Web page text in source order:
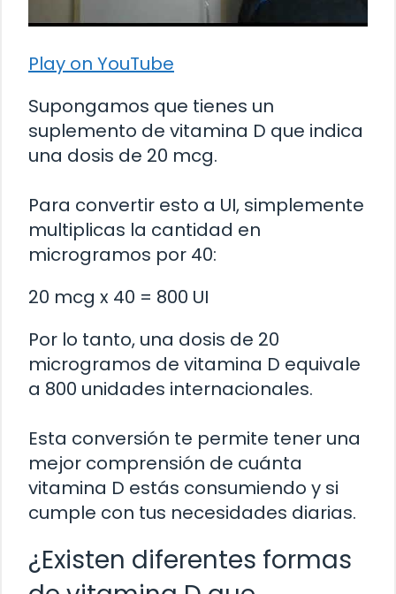
Play on YouTube
Supongamos que tienes un
suplemento de vitamina D que indica
una dosis de 20 mcg.
Para convertir esto a UI, simplemente
multiplicas la cantidad en
microgramos por 40:
20 mcg x 40 = 800 UI
Por lo tanto, una dosis de 20
microgramos de vitamina D equivale
a 800 unidades internacionales.
Esta conversión te permite tener una
mejor comprensión de cuánta
vitamina D estás consumiendo y si
cumple con tus necesidades diarias.
¿Existen diferentes formas